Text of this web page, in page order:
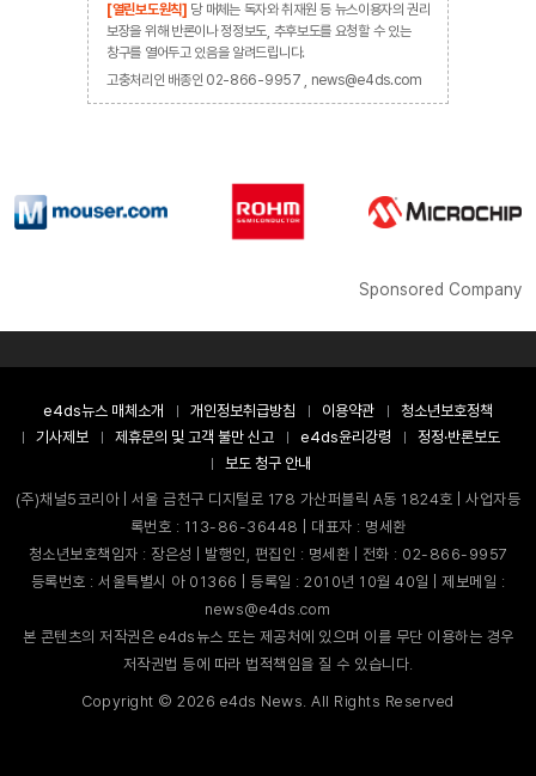
[열린보도원칙] 당 매체는 독자와 취재원 등 뉴스이용자의 권리
보장을 위해 반론이나 정정보도, 추후보도를 요청할 수 있는
창구를 열어두고 있음을 알려드립니다.
고충처리인 배종인 02-866-9957 , news@e4ds.com
Sponsored Company
e4ds뉴스 매체소개 개인정보취급방침 이용약관
청소년보호정책
기사제보
제휴문의 및 고객 불만 신고 e4ds윤리강령
정정·반론보도
보도 청구 안내
(주)채널5코리아 | 서울 금천구 디지털로 178 가산퍼블릭 A동 1824호 | 사업자등
록번호 : 113-86-36448 | 대표자 : 명세환
청소년보호책임자 : 장은성 | 발행인, 편집인 : 명세환 | 전화 : 02-866-9957
등록번호 : 서울특별시 아 01366 | 등록일 : 2010년 10월 40일 | 제보메일 :
news@e4ds.com
본 콘텐츠의 저작권은 e4ds뉴스 또는 제공처에 있으며 이를 무단 이용하는 경우
저작권법 등에 따라 법적책임을 질 수 있습니다.
Copyright ©2026 e4ds News. All Rights Reserved